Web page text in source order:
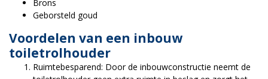
Brons
Geborsteld goud
Voordelen van een inbouw
toiletrolhouder
Ruimtebesparend: Door de inbouwconstructie neemt de